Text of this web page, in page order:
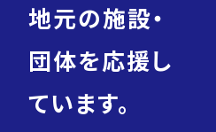
地元の施設・
団体を応援し
ています。